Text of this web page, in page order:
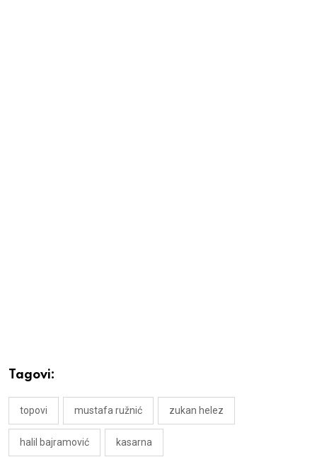
Tagovi:
topovi mustafa ružnić zukan helez
halil bajramović kasarna